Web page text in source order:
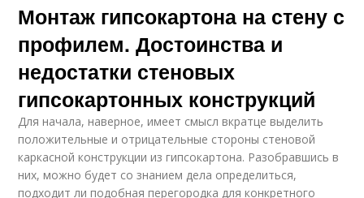
Монтаж гипсокартона на стену с
профилем. Достоинства и
недостатки стеновых
гипсокартонных конструкций
Для начала, наверное, имеет смысл вкратце выделить
положительные и отрицательные стороны стеновой
каркасной конструкции из гипсокартона. Разобравшись в
них, можно будет со знанием дела определиться,
подходит ли подобная перегородка для конкретного